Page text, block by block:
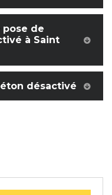
pose de
à Saint
désactivé